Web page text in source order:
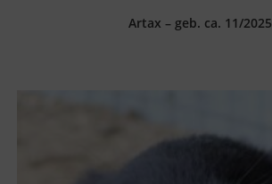
Artax – geb. ca. 11/2025